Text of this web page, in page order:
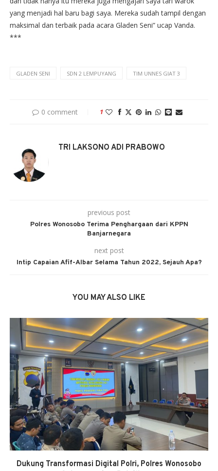
yang menjadi hal baru bagi saya. Mereka sudah tampil dengan
maksimal dan terbaik pada acara Gladen Seni” ucap Vanda.
***
GLADEN SENI SDN 2 LEMPUYANG TIM UNNES GIAT 3
0 comment 1
TRI LAKSONO ADI PRABOWO
previous post
Polres Wonosobo Terima Penghargaan dari KPPN
Banjarnegara
next post
Intip Capaian Afif-Albar Selama Tahun 2022, Sejauh Apa?
YOU MAY ALSO LIKE
Dukung Transformasi Digital Polri, Polres Wonosobo